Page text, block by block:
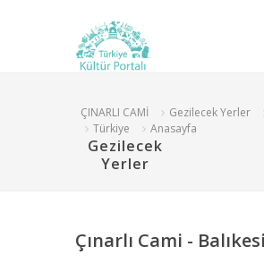
ÇINARLI CAMİ Gezilecek Yerler
Türkiye
Anasayfa
Gezilecek
Yerler
Çınarlı Cami -